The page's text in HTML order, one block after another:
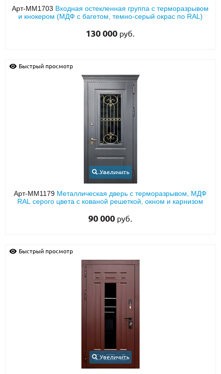
Арт-ММ1703 Входная остекленная группа с терморазрывом
и кнокером (МДФ с багетом, темно-серый окрас по RAL)
130 000 руб.
Быстрый просмотр
Увеличить
Арт-ММ1179 Металлическая дверь с терморазрывом, МДФ
RAL серого цвета с кованой решеткой, окном и карнизом
90 000 руб.
Быстрый просмотр
Увеличить